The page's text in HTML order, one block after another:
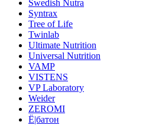
Swedish Nutra
Syntrax
Tree of Life
Twinlab
Ultimate Nutrition
Universal Nutrition
VAMP
VISTENS
VP Laboratory
Weider
ZEROMI
Ё|батон